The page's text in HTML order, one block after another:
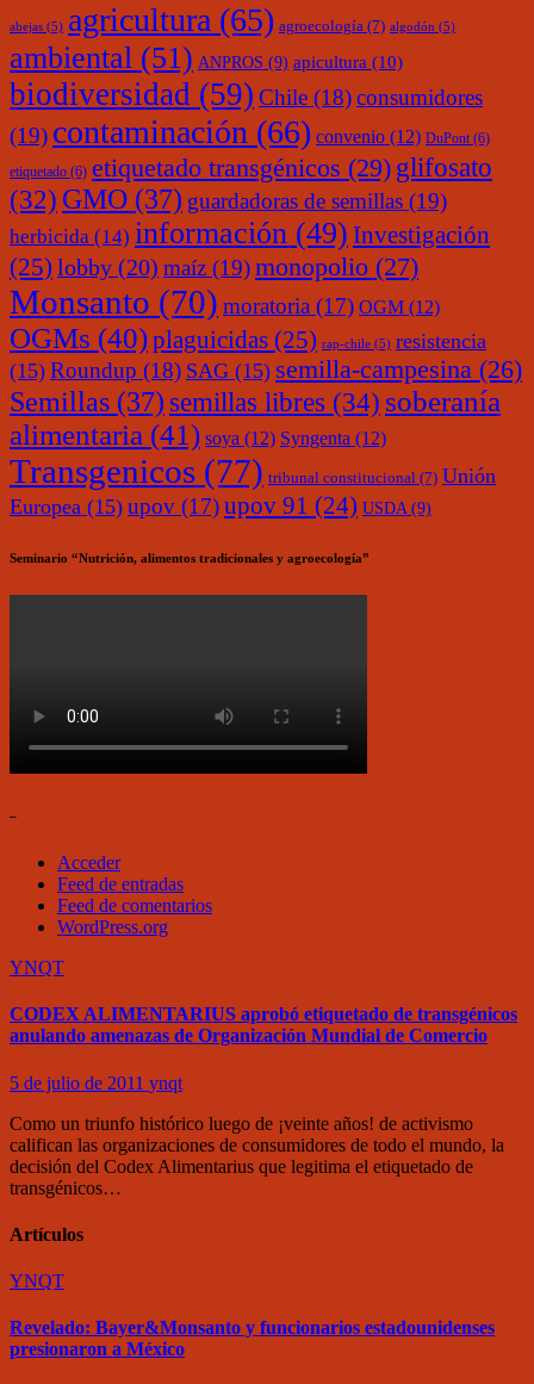
abejas (5) agricultura (65) agroecología (7) algodón (5)
ambiental (51) ANPROS (9) apicultura (10)
biodiversidad (59) Chile (18)consumidores
(19) contaminación (66) convenio (12) DuPont (6)
etiquetado (6) etiquetado transgénicos (29) glifosato
(32) GMO (37) guardadoras de semillas (19)
herbicida (14) información (49) Investigación
(25) lobby (20) maíz (19)monopolio (27)
Monsanto (70) moratoria (17) OGM (12)
OGMs (40)plaguicidas (25) rap-chile (5) resistencia
(15) Roundup (18) SAG (15) semilla-campesina (26)
Semillas (37) semillas libres (34) soberanía
alimentaria (41) soya (12) Syngenta (12)
Transgenicos (77) tribunal constitucional (7) Unión
Europea (15) upov (17)upov 91 (24) USDA (9)
Seminario “Nutrición, alimentos tradicionales y agroecología”
–
Acceder
Feed de entradas
Feed de comentarios
WordPress.org
YNQT
CODEX ALIMENTARIUS aprobó etiquetado de transgénicos
anulando amenazas de Organización Mundial de Comercio
5 de julio de 2011 ynqt
Como un triunfo histórico luego de ¡veinte años! de activismo
califican las organizaciones de consumidores de todo el mundo, la
decisión del Codex Alimentarius que legitima el etiquetado de
transgénicos…
Artículos
YNQT
Revelado: Bayer&Monsanto y funcionarios estadounidenses
presionaron a México